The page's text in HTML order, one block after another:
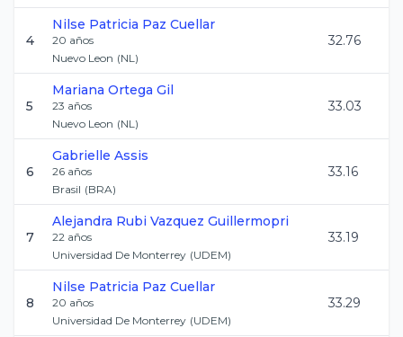
4
Nilse Patricia Paz Cuellar
20 años
Nuevo Leon (NL)
32.76
5
Mariana Ortega Gil
23 años
Nuevo Leon (NL)
33.03
6
Gabrielle Assis
26 años
Brasil (BRA)
33.16
7
Alejandra Rubi Vazquez Guillermopri
22 años
Universidad De Monterrey (UDEM)
33.19
8
Nilse Patricia Paz Cuellar
20 años
Universidad De Monterrey (UDEM)
33.29